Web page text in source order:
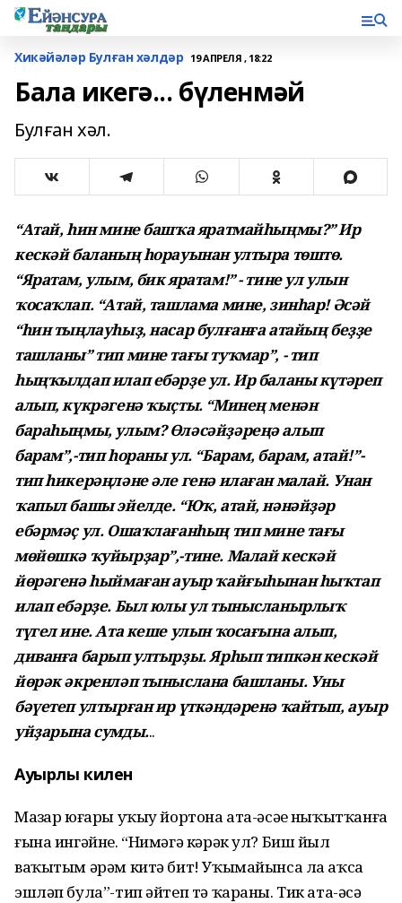
Хикәйәләр Булған хәлдәр 19 АПРЕЛЯ , 18:22
Бала икегә... бүленмәй
Булған хәл.
“Атай, һин мине башҡа яратмайһыңмы?” Ир
кескәй баланың һорауынан ултыра төштө.
“Яратам, улым, бик яратам!” - тине ул улын
ҡосаҡлап. “Атай, ташлама мине, зинһар! Әсәй
“һин тыңлауһыҙ, насар булғанға атайың беҙҙе
ташланы” тип мине тағы туҡмар”, - тип
һыңҡылдап илап ебәрҙе ул. Ир баланы күтәреп
алып, күкрәгенә ҡыҫты. “Минең менән
бараһыңмы, улым? Өләсәйҙәреңә алып
барам”,-тип һораны ул. “Барам, барам, атай!”-
тип һикерәңләне әле генә илаған малай. Унан
ҡапыл башы эйелде. “Юҡ, атай, нәнәйҙәр
ебәрмәҫ ул. Ошаҡлағанһың тип мине тағы
мөйөшкә ҡуйырҙар”,-тине. Малай кескәй
йөрәгенә һыймаған ауыр ҡайғыһынан һыҡтап
илап ебәрҙе. Был юлы ул тынысланырлыҡ
түгел ине. Ата кеше улын ҡосағына алып,
диванға барып ултырҙы. Ярһып типкән кескәй
йөрәк әкренләп тыныслана башланы. Уны
бәүетеп ултырған ир үткәндәренә ҡайтып, ауыр
уйҙарына сумды...
Ауырлы килен
Мазһар юғары уҡыу йортона ата-әсәһе ныҡытҡанға
ғына ингәйне. “Нимәгә кәрәк ул? Биш йыл
ваҡытым әрәм китә бит! Уҡымайынса ла аҡса
эшләп була”-тип әйтеп тә ҡараны. Тик ата-әсә